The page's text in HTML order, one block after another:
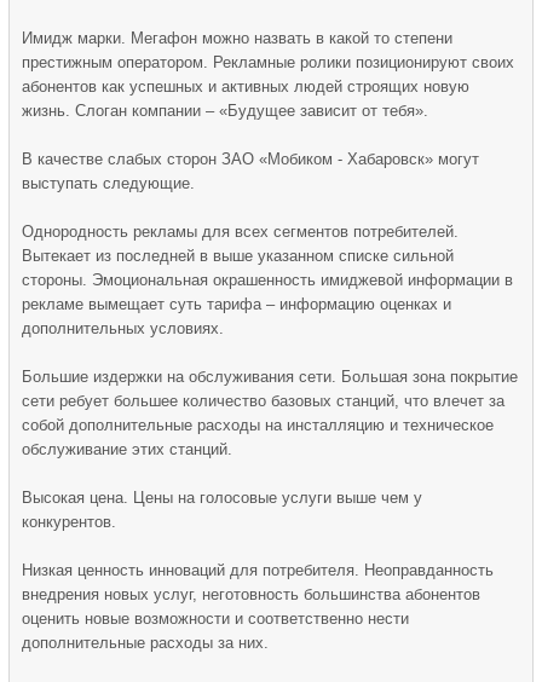
Имидж марки. Мегафон можно назвать в какой то степени
престижным оператором. Рекламные ролики позиционируют своих
абонентов как успешных и активных людей строящих новую
жизнь. Слоган компании – «Будущее зависит от тебя».
В качестве слабых сторон ЗАО «Мобиком - Хабаровск» могут
выступать следующие.
Однородность рекламы для всех сегментов потребителей.
Вытекает из последней в выше указанном списке сильной
стороны. Эмоциональная окрашенность имиджевой информации в
рекламе вымещает суть тарифа – информацию оценках и
дополнительных условиях.
Большие издержки на обслуживания сети. Большая зона покрытие
сети ребует большее количество базовых станций, что влечет за
собой дополнительные расходы на инсталляцию и техническое
обслуживание этих станций.
Высокая цена. Цены на голосовые услуги выше чем у
конкурентов.
Низкая ценность инноваций для потребителя. Неоправданность
внедрения новых услуг, неготовность большинства абонентов
оценить новые возможности и соответственно нести
дополнительные расходы за них.